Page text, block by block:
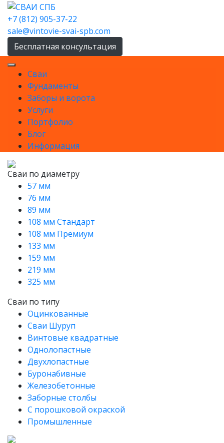
Skip
content
+7 (812) 905-37-22
sale@vintovie-svai-spb.com
Бесплатная консультация
Сваи
Фундаменты
Заборы и ворота
Услуги
Портфолио
Блог
Информация
Сваи по диаметру
57 мм
76 мм
89 мм
108 мм Стандарт
108 мм Премиум
133 мм
159 мм
219 мм
325 мм
Сваи по типу
Оцинкованные
Сваи Шуруп
Винтовые квадратные
Однолопастные
Двухлопастные
Буронабивные
Железобетонные
Заборные столбы
С порошковой окраской
Промышленные